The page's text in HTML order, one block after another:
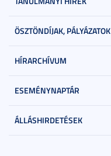
ÖSZTÖNDÍJAK, PÁLYÁZATOK
HÍRARCHÍVUM
ESEMÉNYNAPTÁR
ÁLLÁSHIRDETÉSEK